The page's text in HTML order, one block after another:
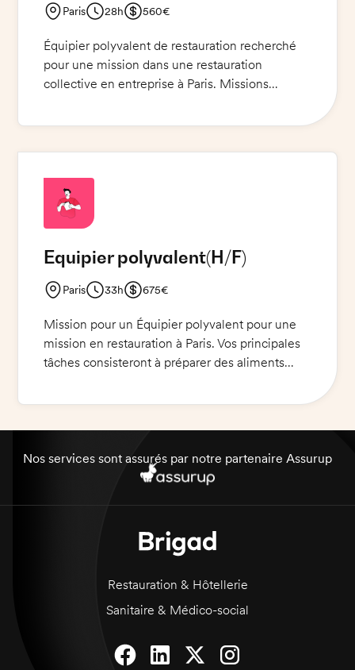
Paris 28h 560€
Équipier polyvalent de restauration recherché
pour une mission dans une restauration
collective en entreprise à Paris. Missions
des clients, nettoyage et entretien des locaux.
l'hospitalité, dynamisme et flexibilité.
Equipier polyvalent(H/F)
Paris 33h 675€
Mission pour un Équipier polyvalent pour une
mission en restauration à Paris. Vos principales
tâches consisteront à préparer des aliments
travaillerez en étroite collaboration avec les
également responsable de la propreté et de
l'entretien des lieux.
Nos services sont assurés par notre partenaire Assurup
Restauration & Hôtellerie
Sanitaire & Médico-social